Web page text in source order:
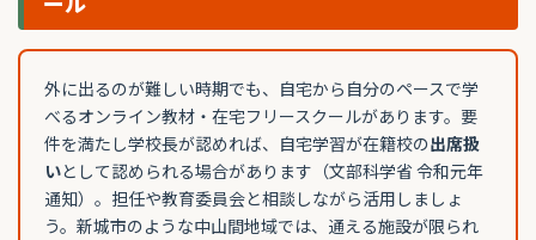
外に出るのが難しい時期でも、自宅から自分のペースで学
べるオンライン教材・在宅フリースクールがあります。要
件を満たし学校長が認めれば、自宅学習が在籍校の出席扱
いとして認められる場合があります（文部科学省 令和元年
通知）。担任や教育委員会と相談しながら活用しましょ
う。新城市のような中山間地域では、通える施設が限られ